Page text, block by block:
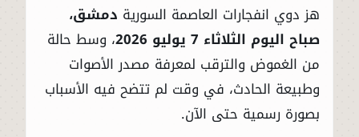
هز دوي انفجارات العاصمة السورية دمشق،
صباح اليوم الثلاثاء 7 يوليو 2026
، وسط حالة
من الغموض والترقب لمعرفة مصدر الأصوات
وطبيعة الحادث، في وقت لم تتضح فيه الأسباب
بصورة رسمية حتى الآن.